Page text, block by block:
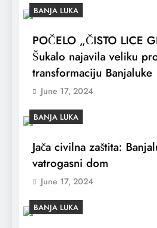
BANJA LUKA
POČELO „ČISTO LICE
Šukalo najavila veliku
transformaciju Banjaluke
June 17, 2024
BANJA LUKA
Jača civilna zaštita:
vatrogasni dom
June 17, 2024
BANJA LUKA